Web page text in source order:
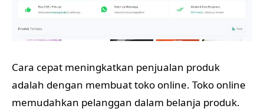
Cara cepat meningkatkan penjualan produk
adalah dengan membuat toko online. Toko online
memudahkan pelanggan dalam belanja produk.